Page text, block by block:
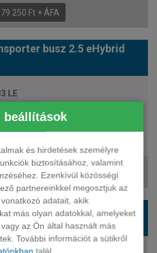
beállítások
és hirdetések személyre
biztosításához, valamint
Ezenkívül közösségi
partnereinkkel megosztjuk az
adatait, akik
más olyan adatokkal, amelyeket
az Ön által használt más
További információt a sütikről
talál.
250 Ft + ÁFA
busz 2.5 eHybrid
LE
418 Ft + ÁFA
busz 2.5 eHybrid